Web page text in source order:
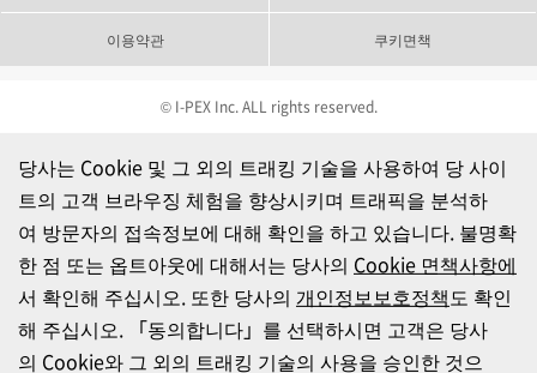
이용약관 쿠키면책
© I-PEX Inc. ALL rights reserved.
당사는 Cookie 및 그 외의 트래킹 기술을 사용하여 당 사이
트의 고객 브라우징 체험을 향상시키며 트래픽을 분석하
여 방문자의 접속정보에 대해 확인을 하고 있습니다. 불명확
한 점 또는 옵트아웃에 대해서는 당사의 Cookie 면책사항에
서 확인해 주십시오. 또한 당사의 개인정보보호정책도 확인
해 주십시오. 「동의합니다」를 선택하시면 고객은 당사
의 Cookie와 그 외의 트래킹 기술의 사용을 승인한 것으